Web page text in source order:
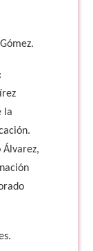
la
Álvarez,